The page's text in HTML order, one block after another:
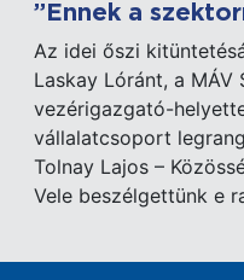
”Ennek a
Az idei őszi
Laskay Lóránt, a
vezérigazgató-
vállalatcsoport
Tolnay Lajos –
Vele beszélgettünk e